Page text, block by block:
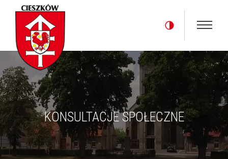
KONSULTACJE SPOŁECZNE